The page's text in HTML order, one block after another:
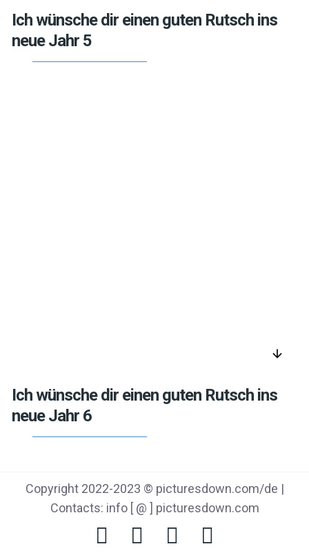
Ich wünsche dir einen guten Rutsch ins
neue Jahr 5
arrow_downward
Ich wünsche dir einen guten Rutsch ins
neue Jahr 6
Copyright 2022-2023 © picturesdown.com/de |
Contacts: info [ @ ] picturesdown.com